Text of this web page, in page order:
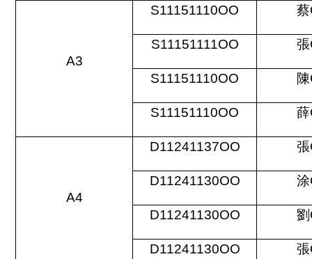
A3
S11151110OO 蔡
S11151111OO 張
S11151110OO 陳
S11151110OO 薛
A4
D11241137OO 張
D11241130OO 涂
D11241130OO 劉
D11241130OO 張